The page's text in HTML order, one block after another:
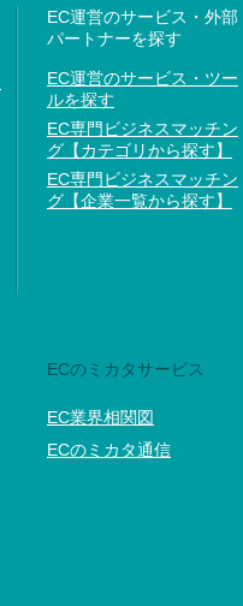
EC運営のサービス・外部
パートナーを探す
EC運営のサービス・ツー
ルを探す
EC専門ビジネスマッチン
グ【カテゴリから探す】
EC専門ビジネスマッチン
グ【企業一覧から探す】
ECのミカタサービス
EC業界相関図
ECのミカタ通信